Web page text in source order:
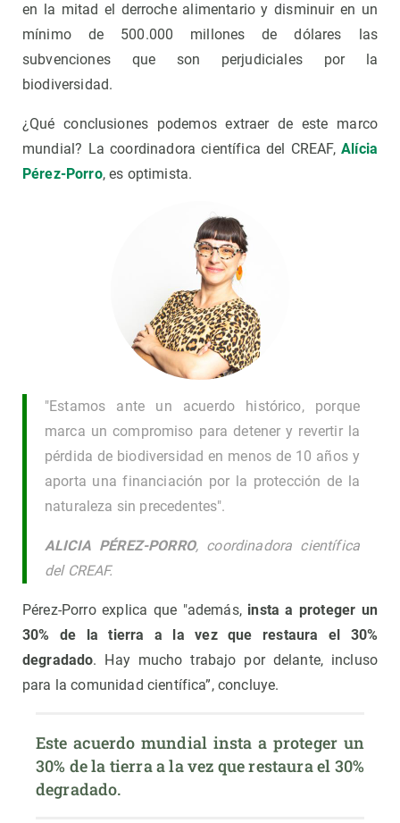
en la mitad el derroche alimentario y disminuir en un
mínimo de 500.000 millones de dólares las
subvenciones que son perjudiciales por la
biodiversidad.
¿Qué conclusiones podemos extraer de este marco
mundial? La coordinadora científica del CREAF,Alícia
Pérez-Porro, es optimista.
"Estamos ante un acuerdo histórico, porque
marca un compromiso para detener y revertir la
pérdida de biodiversidad en menos de 10 años y
aporta una financiación por la protección de la
naturaleza sin precedentes".
ALICIA PÉREZ-PORRO, coordinadora científica
del CREAF.
Pérez-Porro explica que "además, insta a proteger un
30% de la tierra a la vez que restaura el 30%
degradado. Hay mucho trabajo por delante, incluso
para la comunidad científica”, concluye.
Este acuerdo mundial insta a proteger un
30% de la tierra a la vez que restaura el 30%
degradado.